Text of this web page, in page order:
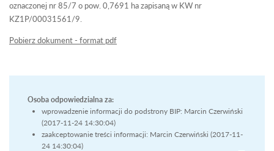
oznaczonej nr 85/7 o pow. 0,7691 ha zapisaną w KW nr
KZ1P/00031561/9.
Pobierz dokument - format pdf
Osoba odpowiedzialna za:
wprowadzenie informacji do podstrony BIP: Marcin Czerwiński
(2017-11-24 14:30:04)
zaakceptowanie treści informacji: Marcin Czerwiński (2017-11-
24 14:30:04)